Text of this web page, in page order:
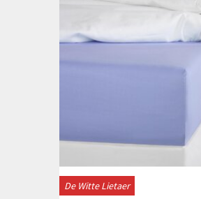
De Witte Lietaer